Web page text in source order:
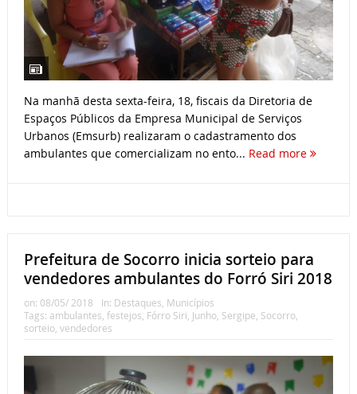
Na manhã desta sexta-feira, 18, fiscais da Diretoria de
Espaços Públicos da Empresa Municipal de Serviços
Urbanos (Emsurb) realizaram o cadastramento dos
ambulantes que comercializam no ento... Read more
Prefeitura de Socorro inicia sorteio para
vendedores ambulantes do Forró Siri 2018
on: 08/05/ 2018 In: Destaques Municípios
Tags: ambulantes festejos Fórro Siri Junho, Sergipe Socorro,
sorteio, vendedores